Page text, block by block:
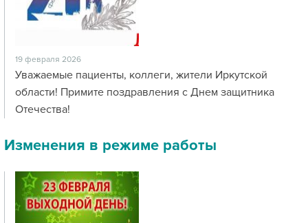
19 февраля 2026
Уважаемые пациенты, коллеги, жители Иркутской
области! Примите поздравления с Днем защитника
Отечества!
Изменения в режиме работы